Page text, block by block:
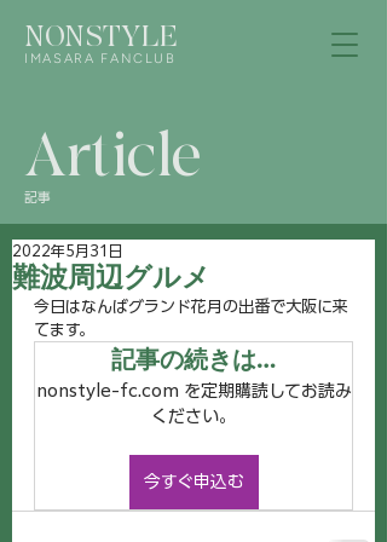
NONSTYLE
IMASARA FANCLUB
Article
記事
難波周辺グルメ
2022年5月31日
今日はなんばグランド花月の出番で大阪に来
てます。
記事の続きは…
nonstyle-fc.com を定期購読してお読み
ください。
今すぐ申込む